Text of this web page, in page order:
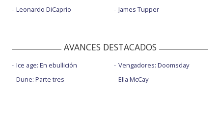
Leonardo DiCaprio
James Tupper
AVANCES DESTACADOS
Ice age: En ebullición
Dune: Parte tres
Vengadores: Doomsday
Ella McCay